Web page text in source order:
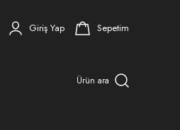
Giriş Yap Sepetim
Ürün ara